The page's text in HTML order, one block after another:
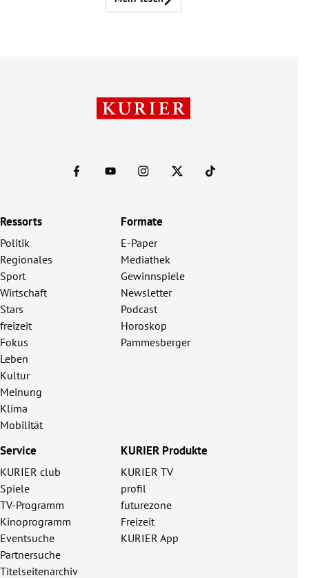
Ressorts
Politik
Regionales
Sport
Wirtschaft
Stars
freizeit
Fokus
Leben
Kultur
Meinung
Klima
Mobilität
Formate
E-Paper
Mediathek
Gewinnspiele
Newsletter
Podcast
Horoskop
Pammesberger
Service
KURIER club
Spiele
TV-Programm
Kinoprogramm
Eventsuche
Partnersuche
Titelseitenarchiv
KURIER Produkte
KURIER TV
profil
futurezone
Freizeit
KURIER App